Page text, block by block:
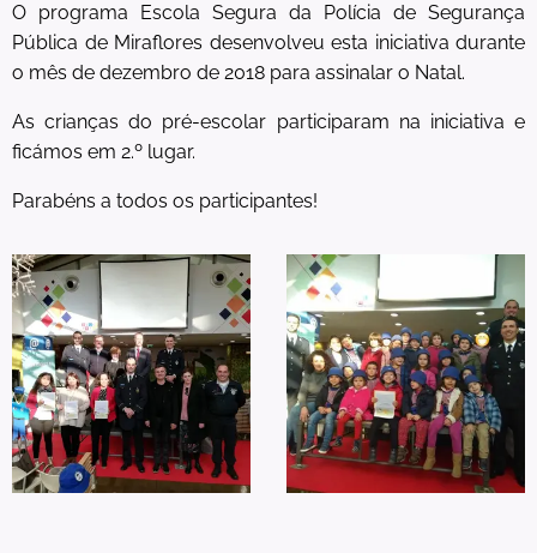
O programa Escola Segura da Polícia de Segurança
Pública de Miraflores desenvolveu esta iniciativa durante
o mês de dezembro de 2018 para assinalar o Natal.
As crianças do pré-escolar participaram na iniciativa e
ficámos em 2.º lugar.
Parabéns a todos os participantes!